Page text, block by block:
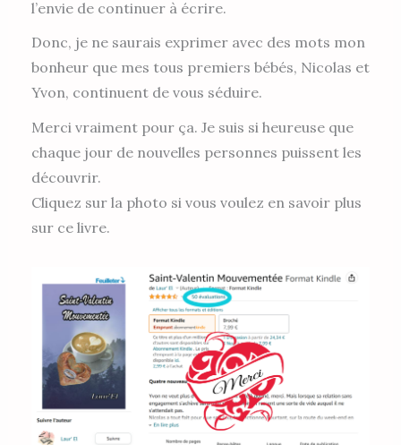
l’envie de continuer à écrire.
Donc, je ne saurais exprimer avec des mots mon
bonheur que mes tous premiers bébés, Nicolas et
Yvon, continuent de vous séduire.
Merci vraiment pour ça. Je suis si heureuse que
chaque jour de nouvelles personnes puissent les
découvrir.
Cliquez sur la photo si vous voulez en savoir plus
sur ce livre.